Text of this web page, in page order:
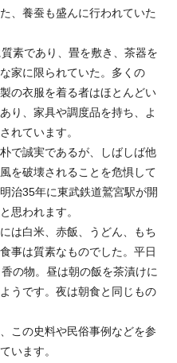
、養蚕も盛んに行われていた
素であり、畳を敷き、茶器を
家に限られていた。多くの
の衣服を着る者はほとんどい
り、家具や調度品を持ち、よ
れています。
で誠実であるが、しばしば他
を破壊されることを危惧して
治35年に東武鉄道鷲宮駅が開
思われます。
は白米、赤飯、うどん、もち
事は質素なものでした。平日
の物。昼は朝の飯を茶漬けに
うです。夜は朝食と同じもの
この史料や民俗事例などを参
います。